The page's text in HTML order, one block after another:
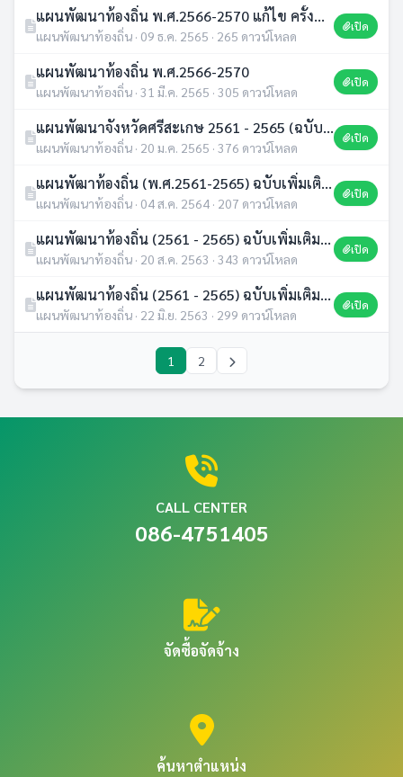
แผนพัฒนาท้องถิ่น พ.ศ.2566-2570 แก้ไข ครั้งที่ 1/2565
แผนพัฒนาท้องถิ่น · 09 ธ.ค. 2565 · 265 ดาวน์โหลด
เปิด
แผนพัฒนาท้องถิ่น พ.ศ.2566-2570
แผนพัฒนาท้องถิ่น · 31 มี.ค. 2565 · 305 ดาวน์โหลด
เปิด
แผนพัฒนาจังหวัดศรีสะเกษ 2561 - 2565 (ฉบับทบทวนปี 2565)
แผนพัฒนาท้องถิ่น · 20 ม.ค. 2565 · 376 ดาวน์โหลด
เปิด
แผนพัฒาท้องถิ่น (พ.ศ.2561-2565) ฉบับเพิ่มเติมครั้งที่ 5 พ.ศ.2564
แผนพัฒนาท้องถิ่น · 04 ส.ค. 2564 · 207 ดาวน์โหลด
เปิด
แผนพัฒนาท้องถิ่น (2561 - 2565) ฉบับเพิ่มเติม 4/2563
แผนพัฒนาท้องถิ่น · 20 ส.ค. 2563 · 343 ดาวน์โหลด
เปิด
แผนพัฒนาท้องถิ่น (2561 - 2565) ฉบับเพิ่มเติม 3/2563
แผนพัฒนาท้องถิ่น · 22 มิ.ย. 2563 · 299 ดาวน์โหลด
เปิด
1 2
CALL CENTER
086-4751405
จัดซื้อจัดจ้าง
ค้นหาตำแหน่ง